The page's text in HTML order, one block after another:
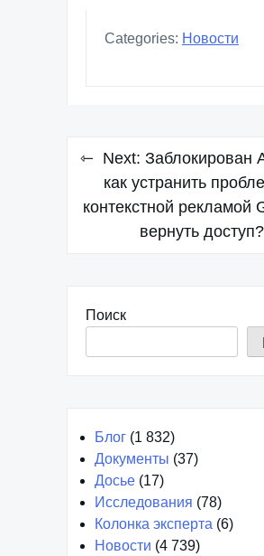
Categories: Новости
Навигация
записям
Next: Заблокирован
как устранить
контекстной рекламой
вернуть доступ?
Поиск
Блог (1 832)
Документы (37)
Досье (17)
Исследования (78)
Колонка эксперта (6)
Новости (4 739)